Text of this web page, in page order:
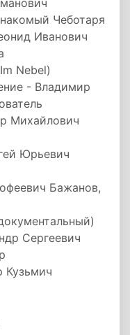
Чеботаря
Иванович
Nebel)
- Владимир
Михайлович
Юрьевич
Бажанов,
Сергеевич
Кузьмич